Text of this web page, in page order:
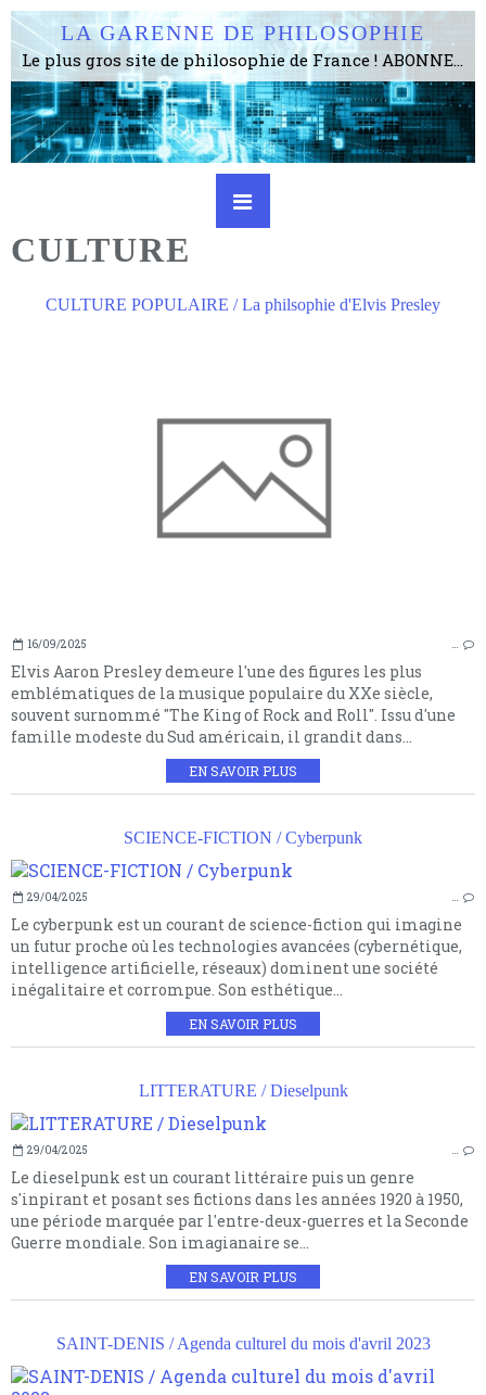
LA GARENNE DE PHILOSOPHIE
Le plus gros site de philosophie de France ! ABONNEZ-VOUS ! 4115 Articles, 1634 abonné·e·s, depuis 2006 . . . . . . . . 2 852 214 pages vues jusqu'à présent. Prestance et être apte à un plus grand nombre de choses.
CULTURE
CULTURE POPULAIRE / La philsophie d'Elvis Presley
16/09/2025 …
Elvis Aaron Presley demeure l'une des figures les plus
emblématiques de la musique populaire du XXe siècle,
souvent surnommé "The King of Rock and Roll". Issu d'une
famille modeste du Sud américain, il grandit dans...
EN SAVOIR PLUS
SCIENCE-FICTION / Cyberpunk
29/04/2025 …
Le cyberpunk est un courant de science-fiction qui imagine
un futur proche où les technologies avancées (cybernétique,
intelligence artificielle, réseaux) dominent une société
inégalitaire et corrompue. Son esthétique...
EN SAVOIR PLUS
LITTERATURE / Dieselpunk
29/04/2025 …
Le dieselpunk est un courant littéraire puis un genre
s'inpirant et posant ses fictions dans les années 1920 à 1950,
une période marquée par l'entre-deux-guerres et la Seconde
Guerre mondiale. Son imagianaire se...
EN SAVOIR PLUS
SAINT-DENIS / Agenda culturel du mois d'avril 2023